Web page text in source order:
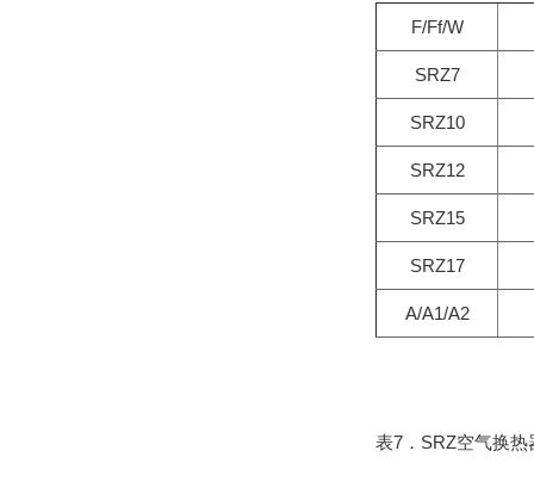
F/Ff/W
SRZ7
SRZ10
SRZ12
SRZ15
SRZ17
A/A1/A2
表7．SRZ空气换